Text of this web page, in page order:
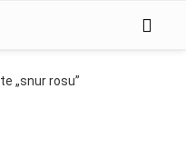
„snur rosu”